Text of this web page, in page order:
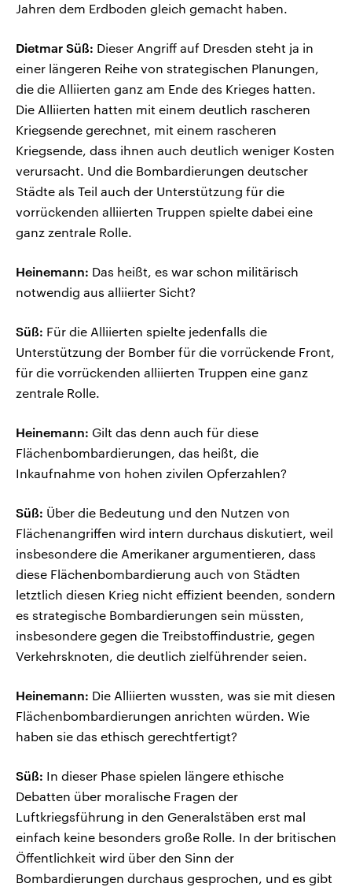
Jahren dem Erdboden gleich gemacht haben.
Dietmar Süß: Dieser Angriff auf Dresden steht ja in
einer längeren Reihe von strategischen Planungen,
die die Alliierten ganz am Ende des Krieges hatten.
Die Alliierten hatten mit einem deutlich rascheren
Kriegsende gerechnet, mit einem rascheren
Kriegsende, dass ihnen auch deutlich weniger Kosten
verursacht. Und die Bombardierungen deutscher
Städte als Teil auch der Unterstützung für die
vorrückenden alliierten Truppen spielte dabei eine
ganz zentrale Rolle.
Heinemann: Das heißt, es war schon militärisch
notwendig aus alliierter Sicht?
Süß: Für die Alliierten spielte jedenfalls die
Unterstützung der Bomber für die vorrückende Front,
für die vorrückenden alliierten Truppen eine ganz
zentrale Rolle.
Heinemann: Gilt das denn auch für diese
Flächenbombardierungen, das heißt, die
Inkaufnahme von hohen zivilen Opferzahlen?
Süß: Über die Bedeutung und den Nutzen von
Flächenangriffen wird intern durchaus diskutiert, weil
insbesondere die Amerikaner argumentieren, dass
diese Flächenbombardierung auch von Städten
letztlich diesen Krieg nicht effizient beenden, sondern
es strategische Bombardierungen sein müssten,
insbesondere gegen die Treibstoffindustrie, gegen
Verkehrsknoten, die deutlich zielführender seien.
Heinemann: Die Alliierten wussten, was sie mit diesen
Flächenbombardierungen anrichten würden. Wie
haben sie das ethisch gerechtfertigt?
Süß: In dieser Phase spielen längere ethische
Debatten über moralische Fragen der
Luftkriegsführung in den Generalstäben erst mal
einfach keine besonders große Rolle. In der britischen
Öffentlichkeit wird über den Sinn der
Bombardierungen durchaus gesprochen, und es gibt